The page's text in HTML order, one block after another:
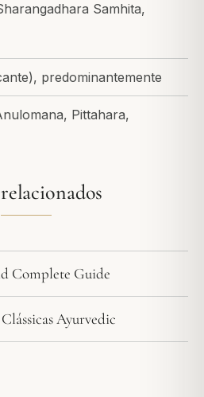
Samhita,
predominantemente
Pittahara,
Complete Guide
Ayurvedic